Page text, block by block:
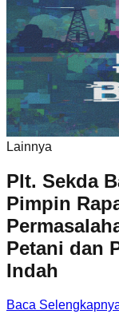
Lainnya
Plt. Sekda
Pimpin
Petani dan
Indah
Baca